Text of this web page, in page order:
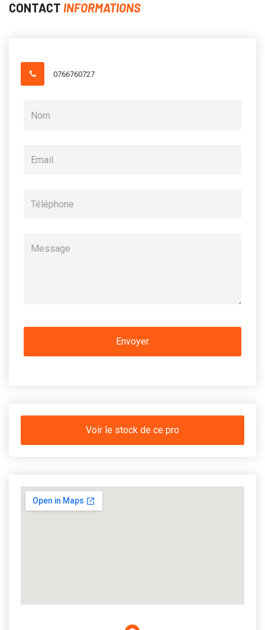
CONTACT INFORMATIONS
0766760727
Voir le stock de ce pro